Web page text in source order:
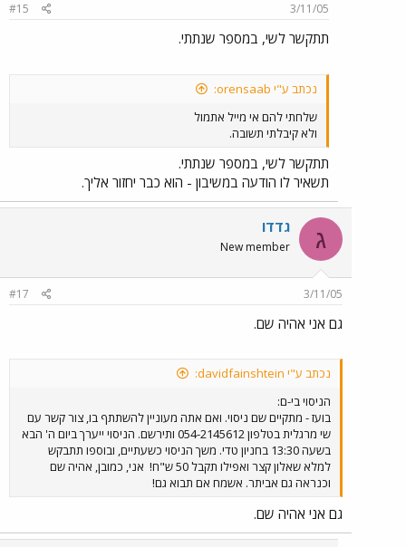
3/11/05
#15
תתקשר לשי, במספר שנתתי.
נכתב ע"י orensaab:
שלחתי להם אי מייל אתמול
ולא קיבלתי תשובה.
תתקשר לשי, במספר שנתתי.
תשאיר לו הודעה במשיבון - הוא כבר יחזור אליך.
ג גדדו
New member
3/11/05
#17
גם אני אהיה שם.
נכתב ע"י davidfainshtein:
הניסוי בי-ם:
בועז - מתקיים שם ניסוי. ואם אתה מעוניין להשתתף בו, צור קשר עם
שי מרגלית בטלפון 054-2145612 ותירשם. הניסוי ייערך ביום ה' הבא
בשעה 13:30 בחניון טדי. משך הניסוי כשעתיים, ובוספו תתבקש
למלא שאלון קצר ואפילו תקבל 50 ש"ח!
אני, כמובן, אהיה שם
וכנראה גם אביתר. אשמח אם תבוא גם!
גם אני אהיה שם.